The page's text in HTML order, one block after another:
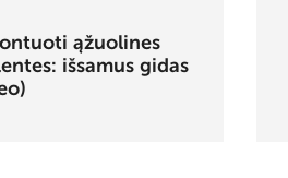
ąžuolines
išsamus gidas